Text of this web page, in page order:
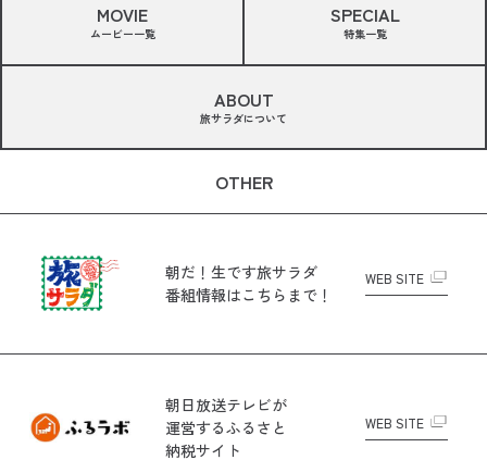
MOVIE
ムービー一覧
SPECIAL
特集一覧
ABOUT
旅サラダについて
OTHER
朝だ！生です旅サラダ
番組情報はこちらまで！
WEB SITE
朝日放送テレビが
運営するふるさと
納税サイト
WEB SITE